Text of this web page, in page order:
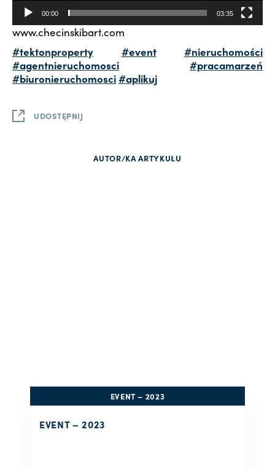
00:00 03:35
www.checinskibart.com
#tektonproperty
#event
#nieruchomości
#agentnieruchomosci
#pracamarzeń
#biuronieruchomosci#aplikuj
UDOSTĘPNIJ
AUTOR/KA ARTYKUŁU
EVENT – 2023
EVENT – 2023